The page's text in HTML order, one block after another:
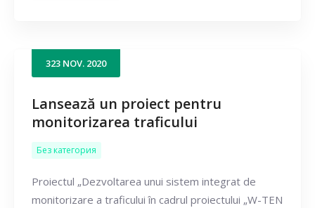
323 NOV. 2020
Lansează un proiect pentru
monitorizarea traficului
Без категория
Proiectul „Dezvoltarea unui sistem integrat de
monitorizare a traficului în cadrul proiectului „W-TEN